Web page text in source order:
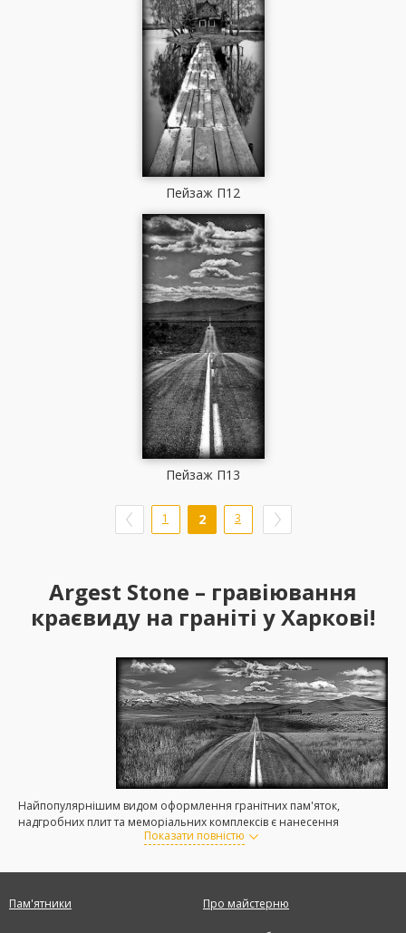
Пейзаж П12
Пейзаж П13
1 2 3
Argest Stone – гравіювання
краєвиду на граніті у Харкові!
Найпопулярнішим видом оформлення гранітних пам'яток,
надгробних плит та меморіальних комплексів є нанесення
малюнка методом гравіювання.
Висічені на граніті зображення найкраще допомагають висловити
сказати їй останні слова, віддати шану і увічнити про неї вічну
Показати повністю
Пам'ятники Про майстерню